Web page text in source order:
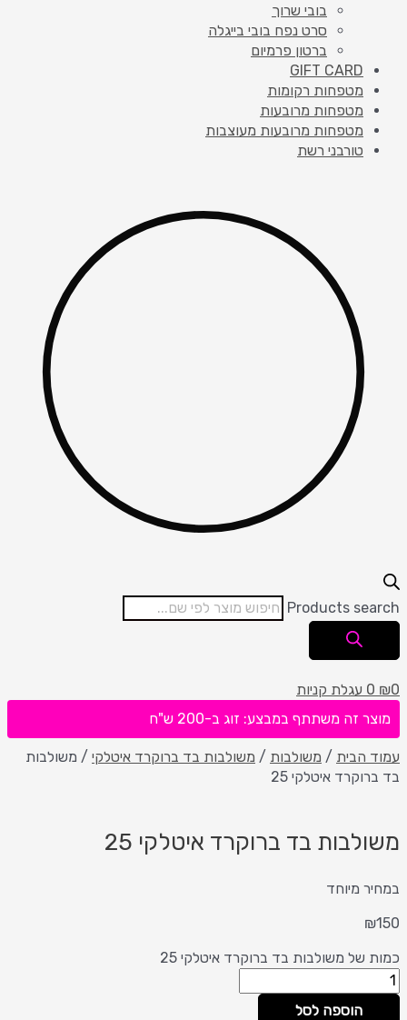
בובי שרוך
סרט נפח בובי בייגלה
ברטון פרמיום
GIFT CARD
מטפחות רקומות
מטפחות מרובעות
מטפחות מרובעות מעוצבות
טורבני רשת
Products
עגלת קניות
זה משתתף במבצע: זוג ב-200 ש"ח
הבית/משולבות/משולבות בד ברוקרד איטלקי/ משולבות
איטלקי 25
בד ברוקרד איטלקי 25
מיוחד
משולבות בד ברוקרד איטלקי 25
הוספה לסל